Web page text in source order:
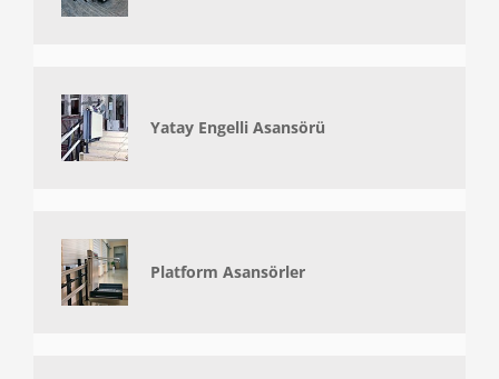
Yatay Engelli Asansörü
Platform Asansörler